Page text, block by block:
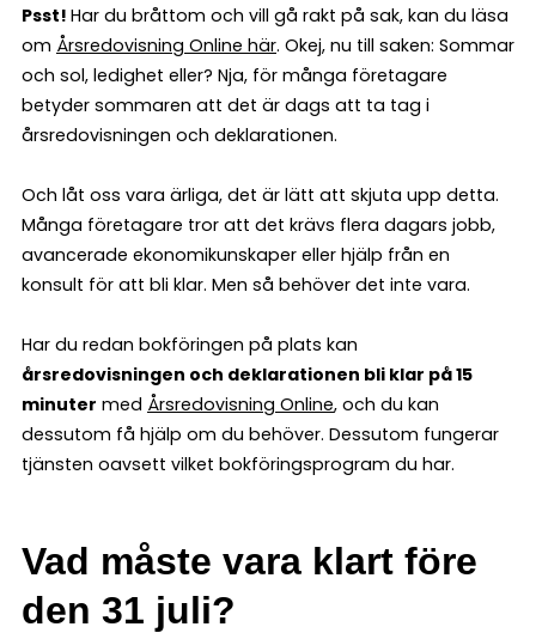
Psst! Har du bråttom och vill gå rakt på sak, kan du läsa
om Årsredovisning Online här. Okej, nu till saken: Sommar
och sol, ledighet eller? Nja, för många företagare
betyder sommaren att det är dags att ta tag i
årsredovisningen och deklarationen.
Och låt oss vara ärliga, det är lätt att skjuta upp detta.
Många företagare tror att det krävs flera dagars jobb,
avancerade ekonomikunskaper eller hjälp från en
konsult för att bli klar. Men så behöver det inte vara.
Har du redan bokföringen på plats kan
årsredovisningen och deklarationen bli klar på 15
minuter med Årsredovisning Online, och du kan
dessutom få hjälp om du behöver. Dessutom fungerar
tjänsten oavsett vilket bokföringsprogram du har.
Vad måste vara klart före
den 31 juli?